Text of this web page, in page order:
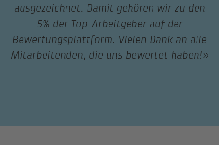
ausgezeichnet. Damit gehören wir zu den
5% der Top-Arbeitgeber auf der
Bewertungsplattform. Vielen Dank an alle
Mitarbeitenden, die uns bewertet haben!»